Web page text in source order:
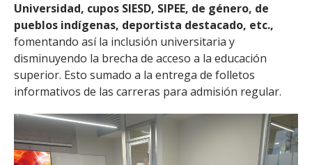
Universidad, cupos SIESD, SIPEE, de género, de
pueblos indígenas, deportista destacado, etc.,
fomentando así la inclusión universitaria y
disminuyendo la brecha de acceso a la educación
superior. Esto sumado a la entrega de folletos
informativos de las carreras para admisión regular.